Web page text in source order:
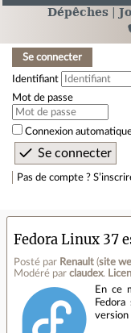
Dépêches
Se connecter
Identifiant
Mot de passe
Connexion
Pas de compte ?
Fedora Linux 37
Posté par Renault (site
Modéré par claudex.
En ce
version